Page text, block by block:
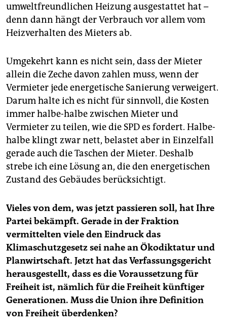
umweltfreundlichen Heizung ausgestattet hat –
denn dann hängt der Verbrauch vor allem vom
Heizverhalten des Mieters ab.
Umgekehrt kann es nicht sein, dass der Mieter
allein die Zeche davon zahlen muss, wenn der
Vermieter jede energetische Sanierung verweigert.
Darum halte ich es nicht für sinnvoll, die Kosten
immer halbe-halbe zwischen Mieter und
Vermieter zu teilen, wie die SPD es fordert. Halbe-
halbe klingt zwar nett, belastet aber in Einzelfall
gerade auch die Taschen der Mieter. Deshalb
strebe ich eine Lösung an, die den energetischen
Zustand des Gebäudes berücksichtigt.
Vieles von dem, was jetzt passieren soll, hat Ihre
Partei bekämpft. Gerade in der Fraktion
vermittelten viele den Eindruck das
Klimaschutzgesetz sei nahe an Ökodiktatur und
Planwirtschaft. Jetzt hat das Verfassungsgericht
herausgestellt, dass es die Voraussetzung für
Freiheit ist, nämlich für die Freiheit künftiger
Generationen. Muss die Union ihre Definition
von Freiheit überdenken?